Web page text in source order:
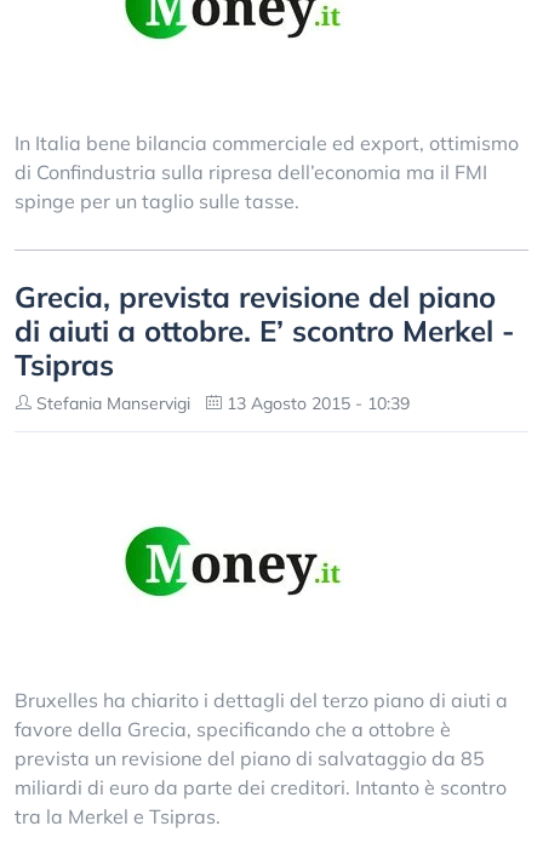
In Italia bene bilancia commerciale ed export, ottimismo
di Confindustria sulla ripresa dell’economia ma il FMI
spinge per un taglio sulle tasse.
Grecia, prevista revisione del piano
di aiuti a ottobre. E’ scontro Merkel -
Tsipras
Stefania Manservigi 13 Agosto 2015 - 10:39
Bruxelles ha chiarito i dettagli del terzo piano di aiuti a
favore della Grecia, specificando che a ottobre è
prevista un revisione del piano di salvataggio da 85
miliardi di euro da parte dei creditori. Intanto è scontro
tra la Merkel e Tsipras.